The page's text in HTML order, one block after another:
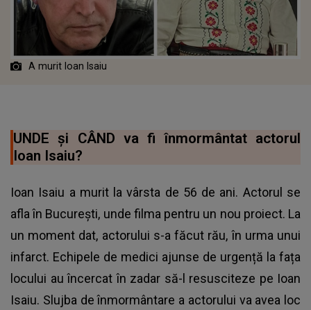
A murit Ioan Isaiu
UNDE și CÂND va fi înmormântat actorul
Ioan Isaiu?
Ioan Isaiu a murit la vârsta de 56 de ani. Actorul se
afla în Bucureşti, unde filma pentru un nou proiect. La
un moment dat, actorului s-a făcut rău, în urma unui
infarct. Echipele de medici ajunse de urgență la fața
locului au încercat în zadar să-l resusciteze pe Ioan
Isaiu. Slujba de înmormântare a actorului va avea loc